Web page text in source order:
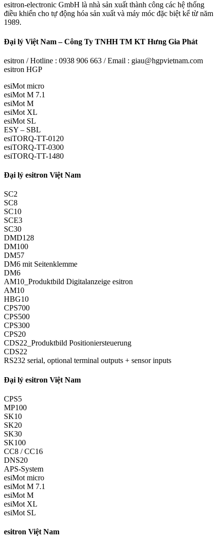
esitron-electronic GmbH là nhà sản xuất thành công các hệ thống
điều khiển cho tự động hóa sản xuất và máy móc đặc biệt kể từ năm
1989.
Đại lý Việt Nam – Công Ty TNHH TM KT Hưng Gia Phát
esitron / Hotline : 0938 906 663 / Email : giau@hgpvietnam.com
esitron HGP
esiMot micro
esiMot M 7.1
esiMot M
esiMot XL
esiMot SL
ESY – SBL
esiTORQ-TT-0120
esiTORQ-TT-0300
esiTORQ-TT-1480
Đại lý esitron Việt Nam
SC2
SC8
SC10
SCE3
SC30
DMD128
DM100
DM57
DM6 mit Seitenklemme
DM6
AM10_Produktbild Digitalanzeige esitron
AM10
HBG10
CPS700
CPS500
CPS300
CPS20
CDS22_Produktbild Positioniersteuerung
CDS22
RS232 serial, optional terminal outputs + sensor inputs
Đại lý esitron Việt Nam
CPS5
MP100
SK10
SK20
SK30
SK100
CC8 / CC16
DNS20
APS-System
esiMot micro
esiMot M 7.1
esiMot M
esiMot XL
esiMot SL
esitron Việt Nam